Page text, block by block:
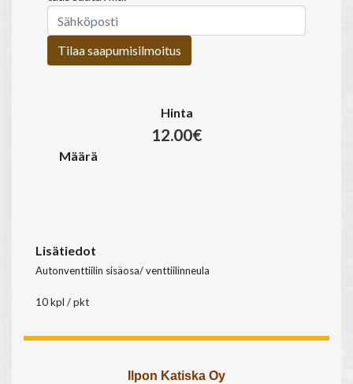
Tilaa saapumisilmoitus
Hinta
12.00€
Määrä
Lisätiedot
Autonventtiilin sisäosa/ venttiilinneula
10 kpl / pkt
Ilpon Katiska Oy